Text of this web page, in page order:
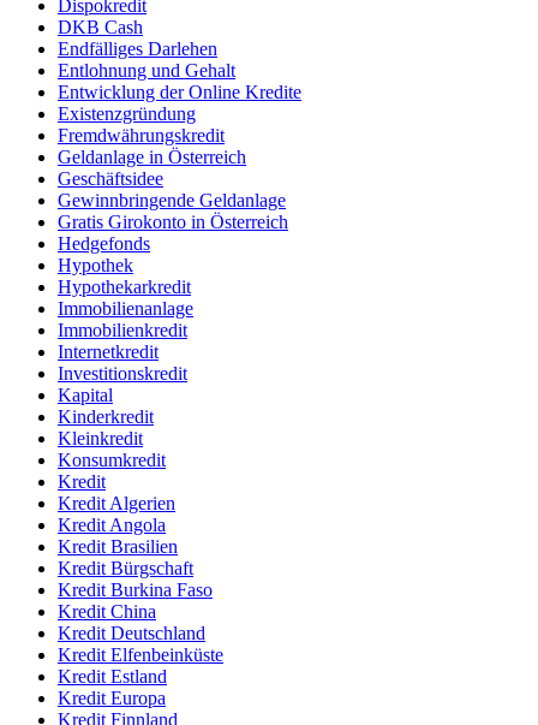
Dispokredit
DKB Cash
Endfälliges Darlehen
Entlohnung und Gehalt
Entwicklung der Online Kredite
Existenzgründung
Fremdwährungskredit
Geldanlage in Österreich
Geschäftsidee
Gewinnbringende Geldanlage
Gratis Girokonto in Österreich
Hedgefonds
Hypothek
Hypothekarkredit
Immobilienanlage
Immobilienkredit
Internetkredit
Investitionskredit
Kapital
Kinderkredit
Kleinkredit
Konsumkredit
Kredit
Kredit Algerien
Kredit Angola
Kredit Brasilien
Kredit Bürgschaft
Kredit Burkina Faso
Kredit China
Kredit Deutschland
Kredit Elfenbeinküste
Kredit Estland
Kredit Europa
Kredit Finnland